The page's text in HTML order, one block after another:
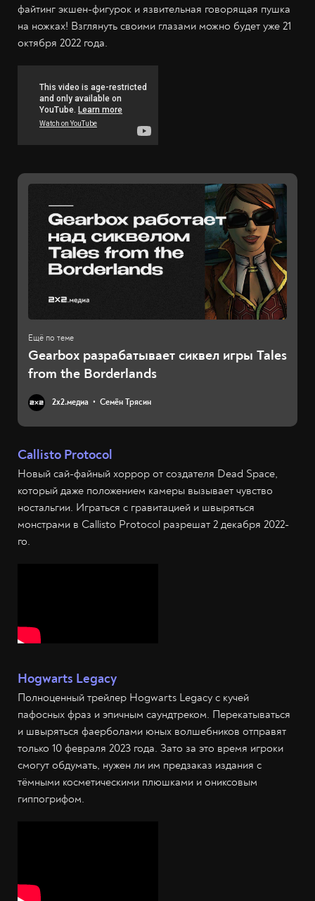
файтинг экшен-фигурок и язвительная говорящая пушка
на ножках! Взглянуть своими глазами можно будет уже 21
октября 2022 года.
Gearbox разрабатывает сиквел игры Tales
from the Borderlands
2х2.медиа Семён Трясин
Callisto Protocol
Новый сай-файный хоррор от создателя Dead Space,
который даже положением камеры вызывает чувство
ностальгии. Играться с гравитацией и швыряться
монстрами в Callisto Protocol разрешат 2 декабря 2022-
го.
Hogwarts Legacy
Полноценный трейлер Hogwarts Legacy с кучей
пафосных фраз и эпичным саундтреком. Перекатываться
и швыряться фаерболами юных волшебников отправят
только 10 февраля 2023 года. Зато за это время игроки
смогут обдумать, нужен ли им предзаказ издания с
тёмными косметическими плюшками и ониксовым
гиппогрифом.